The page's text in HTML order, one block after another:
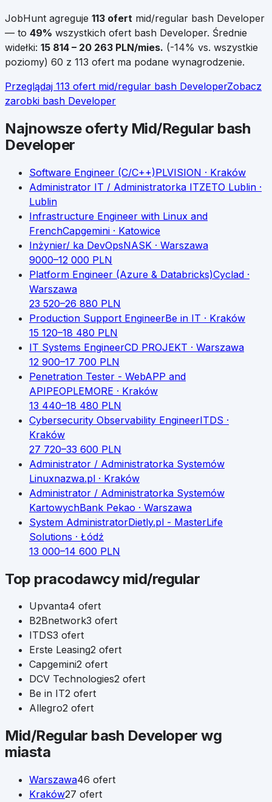
JobHunt agreguje 113 ofert mid/regular bash Developer
— to 49% wszystkich ofert bash Developer. Średnie
widełki: 15 814 – 20 263 PLN/mies. (-14% vs. wszystkie
poziomy) 60 z 113 ofert ma podane wynagrodzenie.
Przeglądaj 113 ofert mid/regular bash DeveloperZobacz
zarobki bash Developer
Najnowsze oferty Mid/Regular bash
Developer
Software Engineer (C/C++)PLVISION · Kraków
Administrator IT / Administratorka ITZETO Lublin ·
Lublin
Infrastructure Engineer with Linux and
FrenchCapgemini · Katowice
Inżynier/ ka DevOpsNASK · Warszawa
9000–12 000 PLN
Platform Engineer (Azure & Databricks)Cyclad ·
Warszawa
23 520–26 880 PLN
Production Support EngineerBe in IT · Kraków
15 120–18 480 PLN
IT Systems EngineerCD PROJEKT · Warszawa
12 900–17 700 PLN
Penetration Tester - WebAPP and
APIPEOPLEMORE · Kraków
13 440–18 480 PLN
Cybersecurity Observability EngineerITDS ·
Kraków
27 720–33 600 PLN
Administrator / Administratorka Systemów
Linuxnazwa.pl · Kraków
Administrator / Administratorka Systemów
KartowychBank Pekao · Warszawa
System AdministratorDietly.pl - MasterLife
Solutions · Łódź
13 000–14 600 PLN
Top pracodawcy mid/regular
Upvanta4 ofert
B2Bnetwork3 ofert
ITDS3 ofert
Erste Leasing2 ofert
Capgemini2 ofert
DCV Technologies2 ofert
Be in IT2 ofert
Allegro2 ofert
Mid/Regular bash Developer wg
miasta
Warszawa46 ofert
Kraków27 ofert